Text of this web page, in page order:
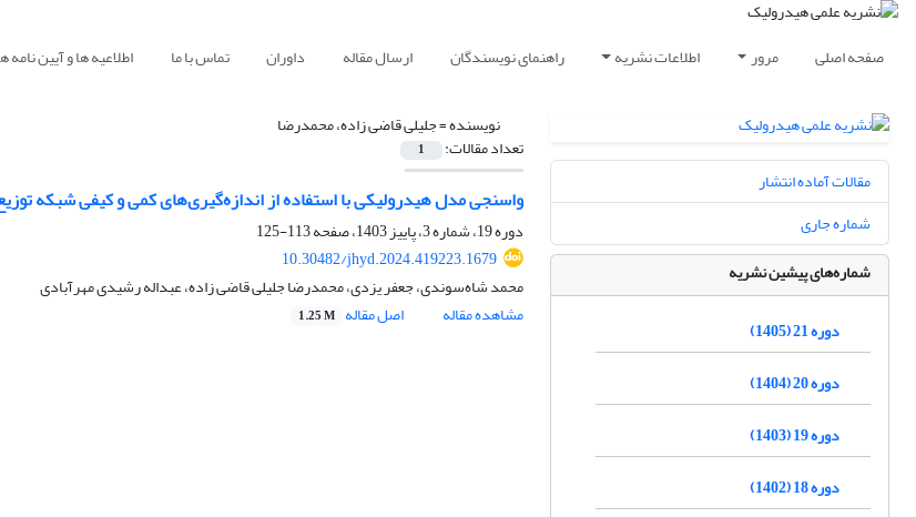
صفحه اصلی مرور اطلاعات نشریه راهنمای نویسندگان ارسال مقاله داوران تماس با ما اطلاعیه ها و آیین نامه
نویسنده =جلیلی قاضی زاده، محمدرضا
تعداد مقالات: 1
واسنجی مدل هیدرولیکی با استفاده از اندازه‌گیری‌های کمی و کیفی شبکه
دوره 19، شماره 3، پاییز 1403، صفحه
113-125
10.30482/jhyd.2024.419223.1679
محمد شاه‌سوندی، جعفر یزدی، محمدرضا جلیلی قاضی زاده، عبداله رشیدی مهرآبادی
مشاهده مقاله
اصل مقاله 1.25 M
مقالات آماده انتشار
شماره جاری
شماره‌های پیشین نشریه
دوره 21 (1405)
دوره 20 (1404)
دوره 19 (1403)
دوره 18 (1402)